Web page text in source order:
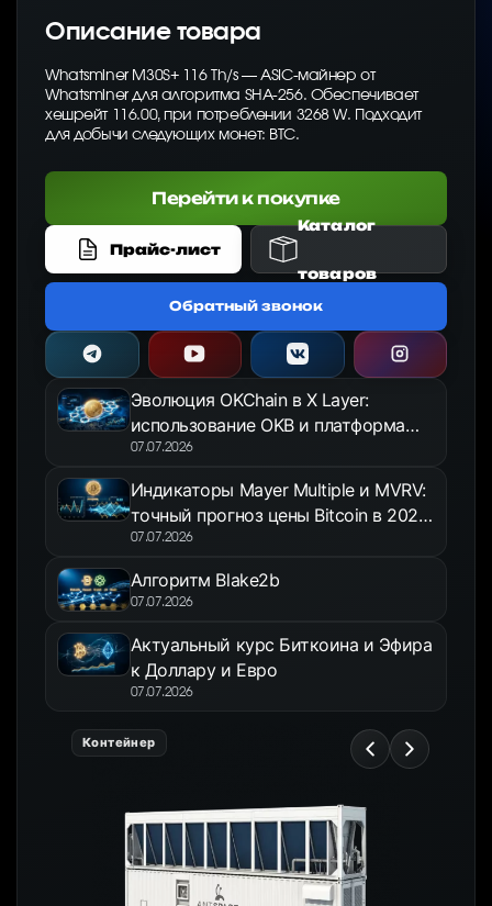
Описание товара
Whatsminer M30S+ 116 Th/s — ASIC-майнер от
Whatsminer для алгоритма SHA-256. Обеспечивает
хешрейт 116.00, при потреблении 3268 W. Подходит
для добычи следующих монет: BTC.
Перейти к покупке
Прайс-лист
Каталог
товаров
Обратный звонок
Эволюция OKChain в X Layer:
использование OKB и платформа
OKX Jumpstart в 2026 году
07.07.2026
Индикаторы Mayer Multiple и MVRV:
точный прогноз цены Bitcoin в 2026
году
07.07.2026
Алгоритм Blake2b
07.07.2026
Актуальный курс Биткоина и Эфира
к Доллару и Евро
07.07.2026
Контейнер